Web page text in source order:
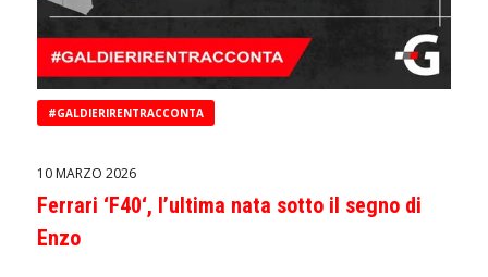
#GALDIERIRENTRACCONTA
10 MARZO 2026
Ferrari ‘F40‘, l’ultima nata sotto il segno di
Enzo